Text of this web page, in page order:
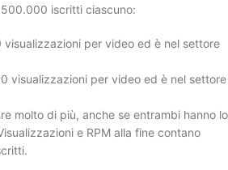
iscritti ciascuno:
per video ed è nel settore
visualizzazioni per video ed è nel settore
molto di più, anche se entrambi hanno lo
e RPM alla fine contano